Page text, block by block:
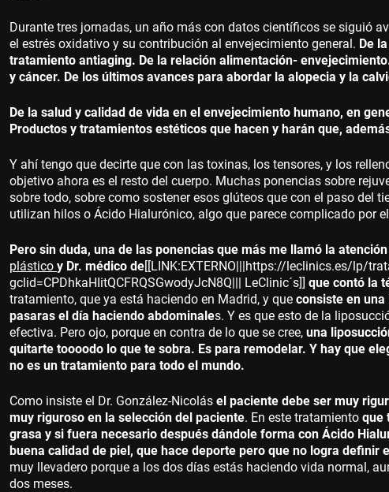
Durante tres jornadas, un año más con datos científicos se siguió
el estrés oxidativo y su contribución al envejecimiento general. De
tratamiento antiaging. De la relación alimentación-
y cáncer. De los últimos avances para abordar la alopecia y la
De la salud y calidad de vida en el envejecimiento humano, en
Productos y tratamientos estéticos que hacen y harán que,
Y ahí tengo que decirte que con las toxinas, los tensores, y los
objetivo ahora es el resto del cuerpo. Muchas ponencias sobre
sobre todo, sobre como sostener esos glúteos que con el paso del
utilizan hilos o Ácido Hialurónico, algo que parece complicado por
Pero sin duda, una de las ponencias que más me llamó la
plástico y Dr. médico de[[LINK:EXTERNO|||https://leclinics.es/lp/
gclid=CPDhkaHIitQCFRQSGwodyJcN8Q||| LeClinic´s]] que contó la
tratamiento, que ya está haciendo en Madrid, y que consiste en
pasaras el día haciendo abdominales. Y es que esto de la
efectiva. Pero ojo, porque en contra de lo que se cree, una
quitarte toooodo lo que te sobra. Es para remodelar. Y hay que
no es un tratamiento para todo el mundo.
Como insiste el Dr. González-Nicolás el paciente debe ser muy
muy riguroso en la selección del paciente. En este tratamiento que
grasa y si fuera necesario después dándole forma con Ácido
buena calidad de piel, que hace deporte pero que no logra definir
muy llevadero porque a los dos días estás haciendo vida normal,
dos meses.